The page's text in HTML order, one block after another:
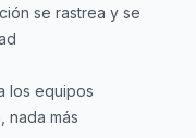
se rastrea y se
los equipos
nada más